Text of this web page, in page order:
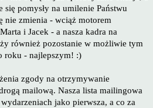
pomysły na umilenie Państwu
nie zmienia - wciąż motorem
i Jacek - a nasza kadra na
również pozostanie w możliwie tym
roku - najlepszym! :)
zgody na otrzymywanie
mailową. Nasza lista mailingowa
jako pierwsza, a co za